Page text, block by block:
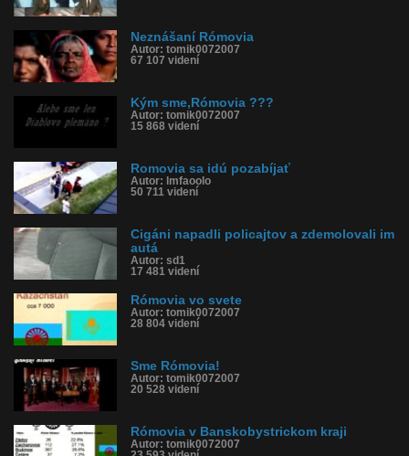
Neznášaní Rómovia
Autor: tomik0072007
67 107 videní
Kým sme,Rómovia ???
Autor: tomik0072007
15 868 videní
Romovia sa idú pozabíjať
Autor: lmfaoolo
50 711 videní
Cigáni napadli policajtov a zdemolovali im
autá
Autor: sd1
17 481 videní
Rómovia vo svete
Autor: tomik0072007
28 804 videní
Sme Rómovia!
Autor: tomik0072007
20 528 videní
Rómovia v Banskobystrickom kraji
Autor: tomik0072007